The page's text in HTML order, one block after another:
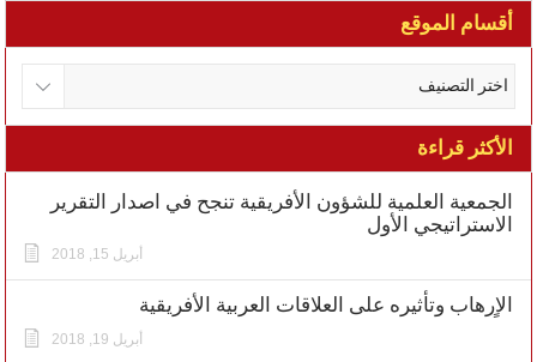
أقسام الموقع
الأكثر قراءة
الجمعية العلمية للشؤون الأفريقية تنجح في اصدار التقرير
الاستراتيجي الأول
أبريل 15, 2018
الاٍرهاب وتأثيره على العلاقات العربية الأفريقية
أبريل 19, 2018